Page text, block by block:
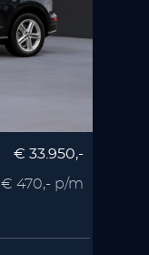
€ 33.950,-
€ 470,- p/m